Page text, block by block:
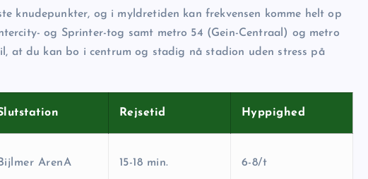
knudepunkter, og i myldretiden kan frekvensen komme helt op
og Sprinter-tog samt metro 54 (Gein-Centraal) og metro
at du kan bo i centrum og stadig nå stadion uden stress på
Rejsetid Hyppighed
Bijlmer ArenA 15-18 min. 6-8/t